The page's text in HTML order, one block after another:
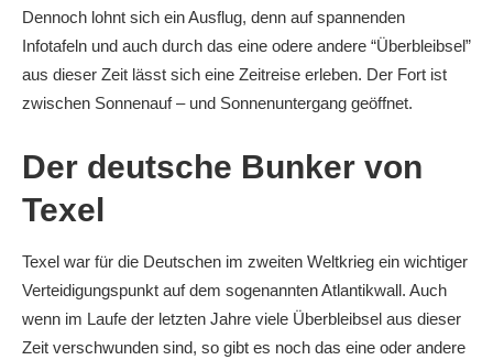
Dennoch lohnt sich ein Ausflug, denn auf spannenden
Infotafeln und auch durch das eine odere andere “Überbleibsel”
aus dieser Zeit lässt sich eine Zeitreise erleben. Der Fort ist
zwischen Sonnenauf – und Sonnenuntergang geöffnet.
Der deutsche Bunker von
Texel
Texel war für die Deutschen im zweiten Weltkrieg ein wichtiger
Verteidigungspunkt auf dem sogenannten Atlantikwall. Auch
wenn im Laufe der letzten Jahre viele Überbleibsel aus dieser
Zeit verschwunden sind, so gibt es noch das eine oder andere